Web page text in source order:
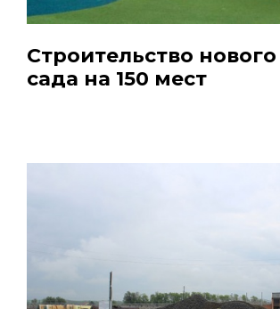
Строительство
сада на 150 мест